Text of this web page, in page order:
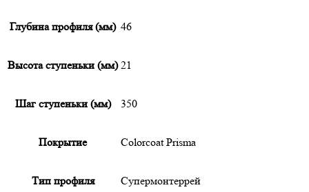
Глубина профиля (мм) 46
Высота ступеньки (мм) 21
Шаг ступеньки (мм) 350
Покрытие Colorcoat Prisma
Тип профиля Супермонтеррей